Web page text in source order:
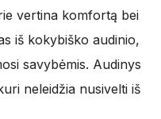
vertina komfortą bei
iš kokybiško audinio,
savybėmis. Audinys
neleidžia nusivelti iš